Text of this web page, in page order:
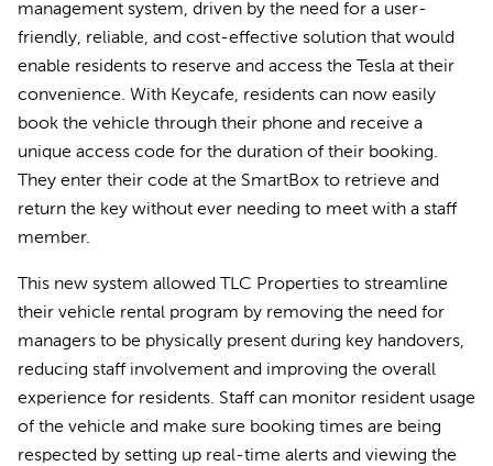
management system, driven by the need for a user-
friendly, reliable, and cost-effective solution that would
enable residents to reserve and access the Tesla at their
convenience. With Keycafe, residents can now easily
book the vehicle through their phone and receive a
unique access code for the duration of their booking.
They enter their code at the SmartBox to retrieve and
return the key without ever needing to meet with a staff
member.
This new system allowed TLC Properties to streamline
their vehicle rental program by removing the need for
managers to be physically present during key handovers,
reducing staff involvement and improving the overall
experience for residents. Staff can monitor resident usage
of the vehicle and make sure booking times are being
respected by setting up real-time alerts and viewing the